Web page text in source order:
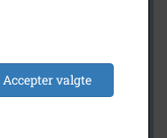
Accepter valgte